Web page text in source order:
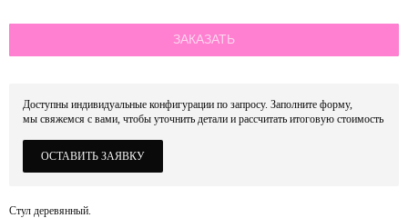
ЗАКАЗАТЬ
Доступны индивидуальные конфигурации по запросу. Заполните форму,
мы свяжемся с вами, чтобы уточнить детали и рассчитать итоговую стоимость
ОСТАВИТЬ ЗАЯВКУ
Стул деревянный.